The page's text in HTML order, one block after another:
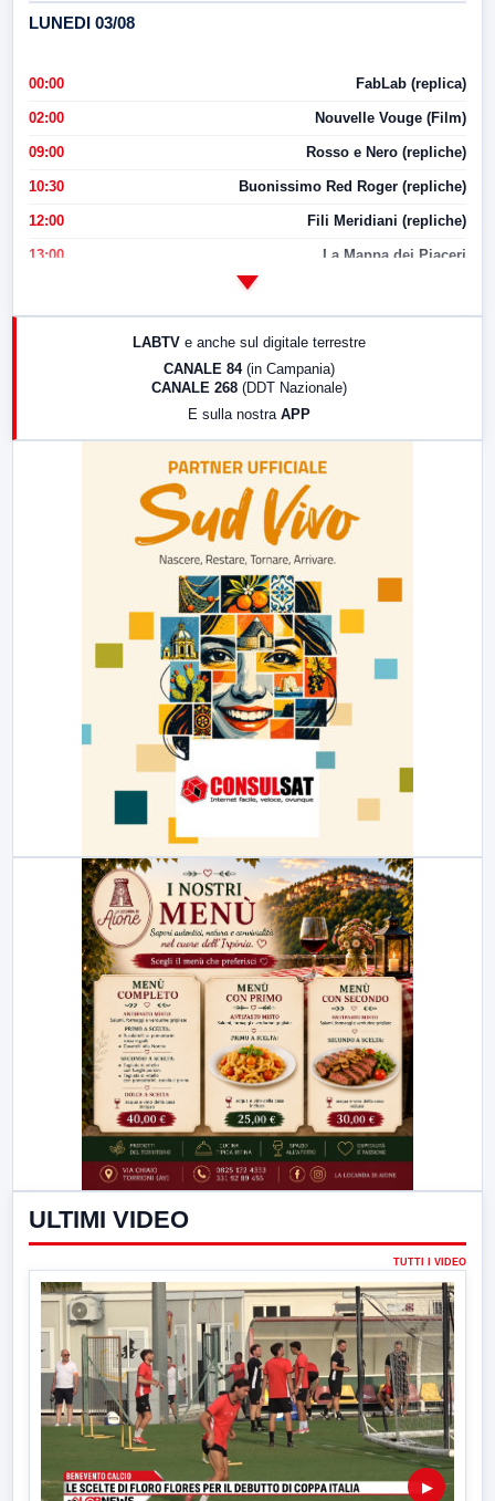
LUNEDI 03/08
00:00 FabLab (replica)
02:00 Nouvelle Vouge (Film)
09:00 Rosso e Nero (repliche)
10:30 Buonissimo Red Roger (repliche)
12:00 Fili Meridiani (repliche)
13:00 La Mappa dei Piaceri
LABTV e anche sul digitale terrestre
CANALE 84 (in Campania)
CANALE 268 (DDT Nazionale)
E sulla nostra APP
ULTIMI VIDEO
TUTTI I VIDEO
▶